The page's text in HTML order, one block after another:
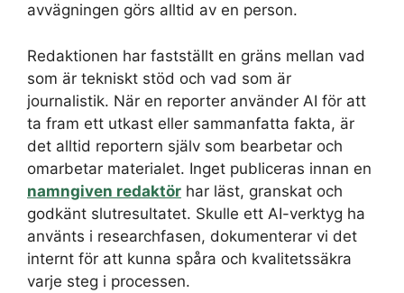
avvägningen görs alltid av en person.
Redaktionen har fastställt en gräns mellan vad
som är tekniskt stöd och vad som är
journalistik. När en reporter använder AI för att
ta fram ett utkast eller sammanfatta fakta, är
det alltid reportern själv som bearbetar och
omarbetar materialet. Inget publiceras innan en
namngiven redaktör har läst, granskat och
godkänt slutresultatet. Skulle ett AI-verktyg ha
använts i researchfasen, dokumenterar vi det
internt för att kunna spåra och kvalitetssäkra
varje steg i processen.